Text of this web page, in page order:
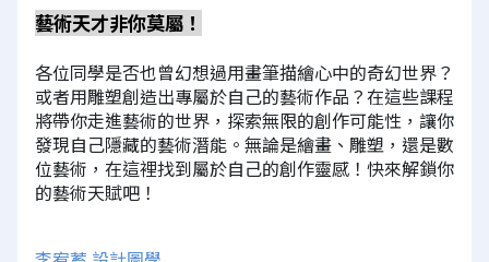
藝術天才非你莫屬！
各位同學是否也曾幻想過用畫筆描繪心中的奇幻世界？
或者用雕塑創造出專屬於自己的藝術作品？在這些課程
將帶你走進藝術的世界，探索無限的創作可能性，讓你
發現自己隱藏的藝術潛能。無論是繪畫、雕塑，還是數
位藝術，在這裡找到屬於自己的創作靈感！快來解鎖你
的藝術天賦吧！